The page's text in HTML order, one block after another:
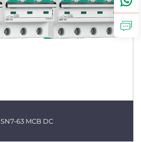
SN7-63 MCB DC